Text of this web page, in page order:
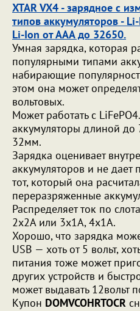
XTAR VX4 - зарядное с
типов аккумуляторов -
Li-Ion от ААА до 32650.
Умная зарядка, которая
популярными типами
набирающие
этом она может
вольтовых.
Может работать с
аккумуляторы длиной
32мм.
Зарядка оценивает
аккумуляторов и не дает
тот, который она
переразряженные
Распределяет ток по
2х2А или 3х1А, 4х1А.
Хорошо, что зарядка
USB — хоть от 5 вольт,
питания тоже может
других устройств и
может выдавать 12вольт
Купон DOMVCOHRTOCR